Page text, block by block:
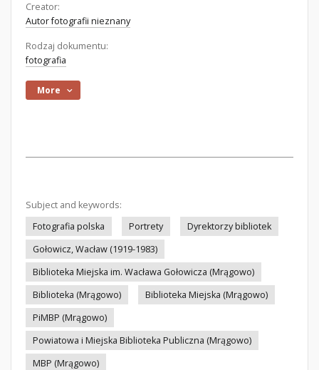
Creator:
Autor fotografii nieznany
Rodzaj dokumentu:
fotografia
More
Subject and keywords:
Fotografia polska
Portrety
Dyrektorzy bibliotek
Gołowicz, Wacław (1919-1983)
Biblioteka Miejska im. Wacława Gołowicza (Mrągowo)
Biblioteka (Mrągowo)
Biblioteka Miejska (Mrągowo)
PiMBP (Mrągowo)
Powiatowa i Miejska Biblioteka Publiczna (Mrągowo)
MBP (Mrągowo)